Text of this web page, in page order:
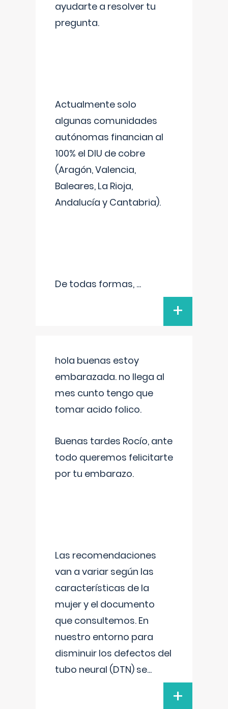
ayudarte a resolver tu
pregunta.
Actualmente solo
algunas comunidades
autónomas financian al
100% el DIU de cobre
(Aragón, Valencia,
Baleares, La Rioja,
Andalucía y Cantabria).
De todas formas, ...
+
hola buenas estoy
embarazada. no llega al
mes cunto tengo que
tomar acido folico.
Buenas tardes Rocío, ante
todo queremos felicitarte
por tu embarazo.
Las recomendaciones
van a variar según las
características de la
mujer y el documento
que consultemos. En
nuestro entorno para
disminuir los defectos del
tubo neural (DTN) se...
+